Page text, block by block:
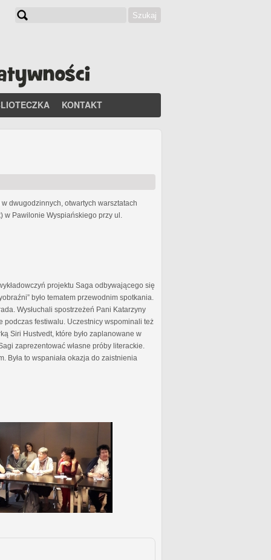
Szukaj
KONTAKT
dwugodzinnych, otwartych warsztatach
Pawilonie Wyspiańskiego przy ul.
projektu Saga odbywającego się
było tematem przewodnim spotkania.
Wysłuchali spostrzeżeń Pani Katarzyny
podczas festiwalu. Uczestnicy wspominali też
Siri Hustvedt, które było zaplanowane w
zaprezentować własne próby literackie.
Była to wspaniała okazja do zaistnienia